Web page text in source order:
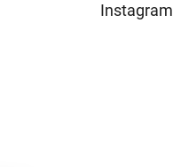
Instagram